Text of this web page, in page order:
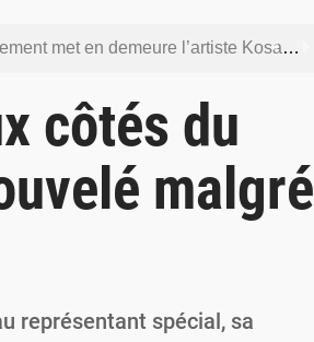
de retirer de toutes les plateformes, ses contenus jugés contraires aux bonnes mœurs
la Révolution progressiste populaire le socle de la souveraineté nationale
de Montréal 2014 pour renforcer la sécurité aérienne
à une mobilisation totale pour la souveraineté nationale
côtés du
malgré
représentant spécial, sa